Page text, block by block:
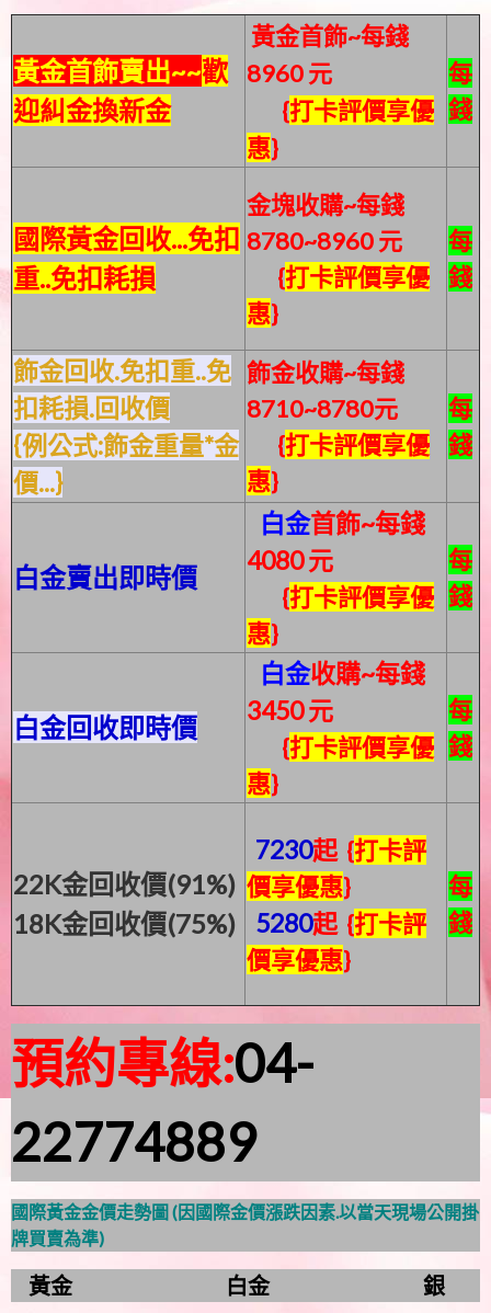
黃金首飾賣出~~歡
迎糾金換新金
黃金首飾~每錢
8960 元
{打卡評價享優
惠}
每
錢
國際黃金回收...免扣
重..免扣耗損
金塊收購~每錢
8780~8960 元
{打卡評價享優
惠}
每
錢
飾金回收.免扣重..免
扣耗損.回收價
{例公式:飾金重量*金
價...}
飾金收購~每錢
8710~8780元
{打卡評價享優
惠}
每
錢
白金賣出即時價
白金首飾~每錢
4080元
{打卡評價享優
惠}
每
錢
白金回收即時價
白金收購~每錢
3450元
{打卡評價享優
惠}
每
錢
22K金回收價(91%)
18K金回收價(75%)
7230起 {打卡評
價享優惠}
5280起 {打卡評
價享優惠}
每
錢
預約專線:04-
22774889
國際黃金金價走勢圖 (因國際金價漲跌因素.以當天現場公開掛
牌買賣為準)
黃金 白金 銀